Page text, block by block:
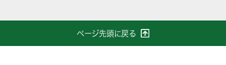
ページ先頭に戻る